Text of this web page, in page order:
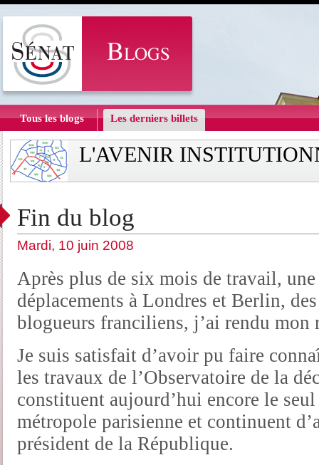
Tous les blogs Les derniers billets
L'AVENIR
Fin du blog
Mardi, 10 juin 2008
Après plus de six mois de travail,
déplacements à Londres et Berlin,
blogueurs franciliens, j’ai rendu
Je suis satisfait d’avoir pu faire
les travaux de l’Observatoire de la
constituent aujourd’hui encore le
métropole parisienne et continuent
président de la République.